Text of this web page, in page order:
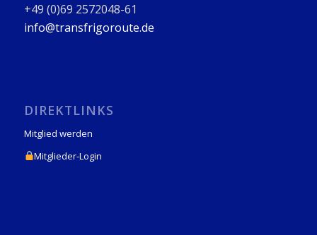
+49 (0)69 2572048-61
info@transfrigoroute.de
DIREKTLINKS
Mitglied werden
Mitglieder-Login